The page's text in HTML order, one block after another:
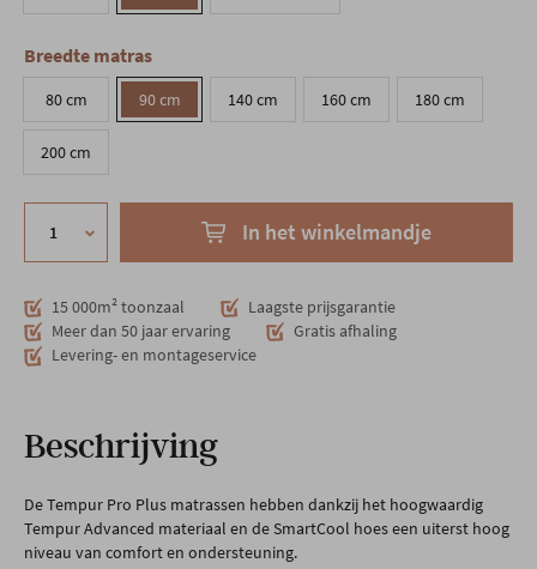
Breedte matras
80 cm 90 cm 140 cm 160 cm 180 cm
200 cm
In het winkelmandje
15 000m² toonzaal
Laagste prijsgarantie
Meer dan 50 jaar ervaring
Gratis afhaling
Levering- en montageservice
Beschrijving
De Tempur Pro Plus matrassen hebben dankzij het hoogwaardig
Tempur Advanced materiaal en de SmartCool hoes een uiterst hoog
niveau van comfort en ondersteuning.